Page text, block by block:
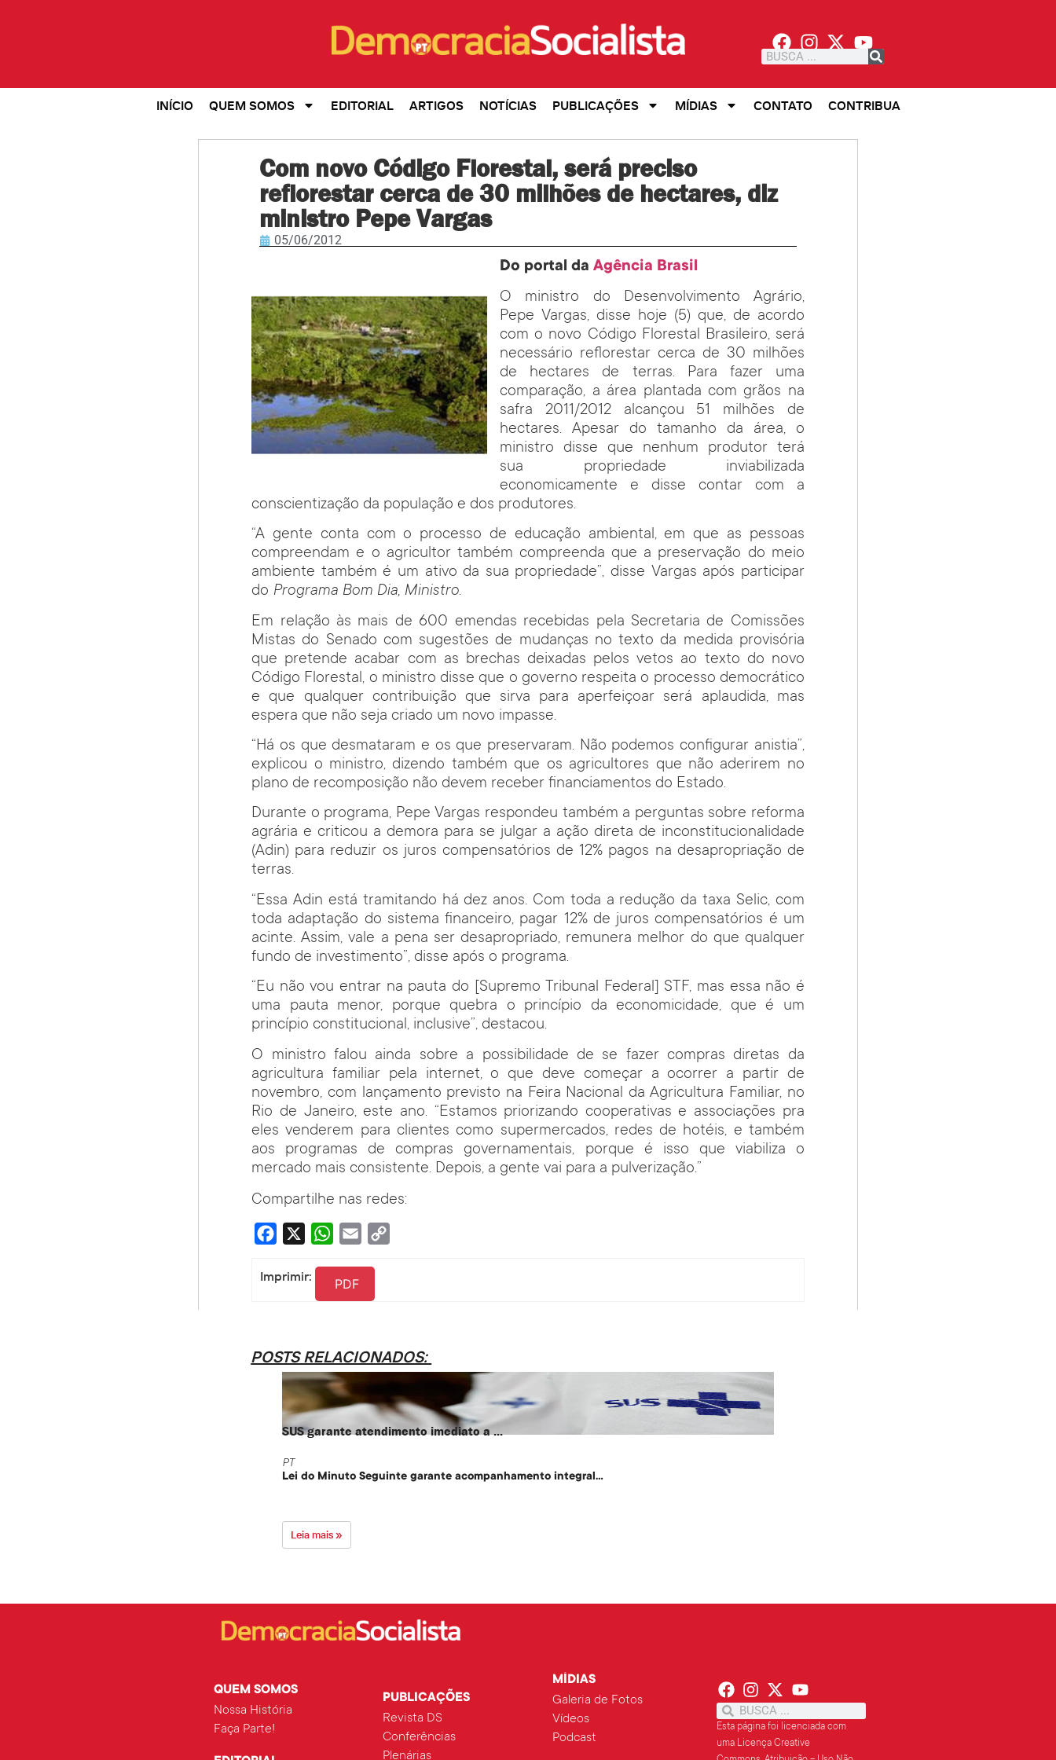
INÍCIO QUEM SOMOS EDITORIAL ARTIGOS NOTÍCIAS PUBLICAÇÕES MÍDIAS CONTATO CONTRIBUA
Com novo Código Florestal, será preciso
reflorestar cerca de 30 milhões de hectares, diz
ministro Pepe Vargas
05/06/2012
Do portal daAgência Brasil
O ministro do Desenvolvimento Agrário,
Pepe Vargas, disse hoje (5) que, de acordo
com o novo Código Florestal Brasileiro, será
necessário reflorestar cerca de 30 milhões
de hectares de terras. Para fazer uma
comparação, a área plantada com grãos na
safra 2011/2012 alcançou 51 milhões de
hectares. Apesar do tamanho da área, o
ministro disse que nenhum produtor terá
sua propriedade inviabilizada
economicamente e disse contar com a
conscientização da população e dos produtores.
“A gente conta com o processo de educação ambiental, em que as pessoas
compreendam e o agricultor também compreenda que a preservação do meio
ambiente também é um ativo da sua propriedade”, disse Vargas após participar
do Programa Bom Dia, Ministro.
Em relação às mais de 600 emendas recebidas pela Secretaria de Comissões
Mistas do Senado com sugestões de mudanças no texto da medida provisória
que pretende acabar com as brechas deixadas pelos vetos ao texto do novo
Código Florestal, o ministro disse que o governo respeita o processo democrático
e que qualquer contribuição que sirva para aperfeiçoar será aplaudida, mas
espera que não seja criado um novo impasse.
“Há os que desmataram e os que preservaram. Não podemos configurar anistia”,
explicou o ministro, dizendo também que os agricultores que não aderirem no
plano de recomposição não devem receber financiamentos do Estado.
Durante o programa, Pepe Vargas respondeu também a perguntas sobre reforma
agrária e criticou a demora para se julgar a ação direta de inconstitucionalidade
(Adin) para reduzir os juros compensatórios de 12% pagos na desapropriação de
terras.
“Essa Adin está tramitando há dez anos. Com toda a redução da taxa Selic, com
toda adaptação do sistema financeiro, pagar 12% de juros compensatórios é um
acinte. Assim, vale a pena ser desapropriado, remunera melhor do que qualquer
fundo de investimento”, disse após o programa.
“Eu não vou entrar na pauta do [Supremo Tribunal Federal] STF, mas essa não é
uma pauta menor, porque quebra o princípio da economicidade, que é um
princípio constitucional, inclusive”, destacou.
O ministro falou ainda sobre a possibilidade de se fazer compras diretas da
agricultura familiar pela internet, o que deve começar a ocorrer a partir de
novembro, com lançamento previsto na Feira Nacional da Agricultura Familiar, no
Rio de Janeiro, este ano. “Estamos priorizando cooperativas e associações pra
eles venderem para clientes como supermercados, redes de hotéis, e também
aos programas de compras governamentais, porque é isso que viabiliza o
mercado mais consistente. Depois, a gente vai para a pulverização.”
Compartilhe nas redes:
Facebook WhatsApp
Email
Imprimir: PDF
POSTS RELACIONADOS:
SUS garante atendimento imediato a ...
PT
Lei do Minuto Seguinte garante acompanhamento integral...
Leia mais »
QUEM SOMOS
Nossa História
Faça Parte!
PUBLICAÇÕES
Revista DS
Conferências
Plenárias
MÍDIAS
Galeria de Fotos
Vídeos
Podcast
Esta página foi licenciada com
uma Licença Creative